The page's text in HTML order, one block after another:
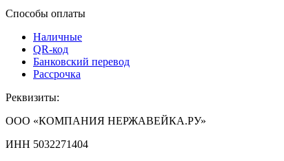
Способы оплаты
Наличные
QR-код
Банковский перевод
Рассрочка
Реквизиты:
ООО «КОМПАНИЯ НЕРЖАВЕЙКА.РУ»
ИНН 5032271404